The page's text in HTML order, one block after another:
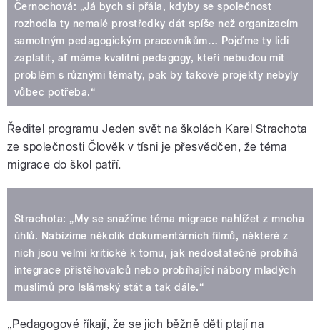
Černochová: „Já bych si přála, kdyby se společnost
rozhodla ty nemalé prostředky dát spíše než organizacím
samotným pedagogickým pracovníkům… Pojďme ty lidi
zaplatit, ať máme kvalitní pedagogy, kteří nebudou mít
problém s různými tématy, pak by takové projekty nebyly
vůbec potřeba.“
Ředitel programu Jeden svět na školách Karel Strachota
ze společnosti Člověk v tísni je přesvědčen, že téma
migrace do škol patří.
Strachota: „My se snažíme téma migrace nahlížet z mnoha
úhlů. Nabízíme několik dokumentárních filmů, některé z
nich jsou velmi kritické k tomu, jak nedostatečně probíhá
integrace přistěhovalců nebo probíhající nábory mladých
muslimů pro Islámský stát a tak dále.“
„Pedagogové říkají, že se jich běžně děti ptají na